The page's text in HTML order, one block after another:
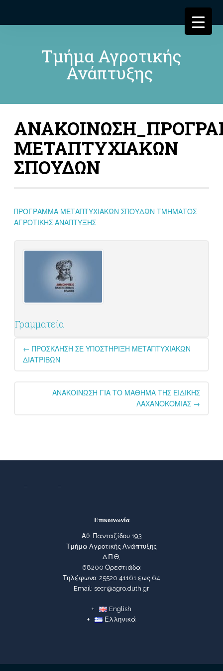
Τμήμα Αγροτικής
Ανάπτυξης
ΜΕΤΑΠΤΥΧΙΑΚΩΝ
ΣΠΟΥΔΩΝ
ΠΡΟΓΡΑΜΜΑ ΜΕΤΑΠΤΥΧΙΑΚΩΝ ΣΠΟΥΔΩΝ ΤΜΗΜΑΤΟΣ
ΑΓΡΟΤΙΚΗΣ ΑΝΑΠΤΥΞΗΣ
Γραμματεία
Post
navigation
← ΠΡΟΣΚΛΗΣΗ ΣΕ ΥΠΟΣΤΗΡΙΞΗ ΜΕΤΑΠΤΥΧΙΑΚΩΝ
ΔΙΑΤΡΙΒΩΝ
ΑΝΑΚΟΙΝΩΣΗ ΓΙΑ ΤΟ ΜΑΘΗΜΑ ΤΗΣ ΕΙΔΙΚΗΣ
ΛΑΧΑΝΟΚΟΜΙΑΣ →
Επικοινωνία
Αθ. Πανταζίδου 193
Τμήμα Αγροτικής Ανάπτυξης
Δ.Π.Θ,
68200 Ορεστιάδα
Τηλέφωνο: 25520 41161 εως 64
Email: secr@agro.duth.gr
English
Ελληνικά